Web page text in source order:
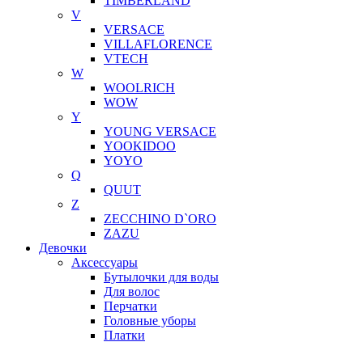
V
VERSACE
VILLAFLORENCE
VTECH
W
WOOLRICH
WOW
Y
YOUNG VERSACE
YOOKIDOO
YOYO
Q
QUUT
Z
ZECCHINO D`ORO
ZAZU
Девочки
Аксессуары
Бутылочки для воды
Для волос
Перчатки
Головные уборы
Платки